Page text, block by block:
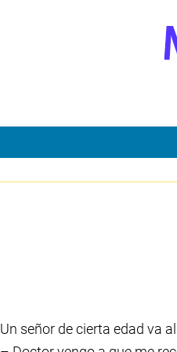
Un señor de cierta edad va